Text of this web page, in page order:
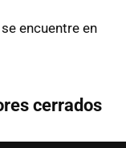
encuentre en
cerrados